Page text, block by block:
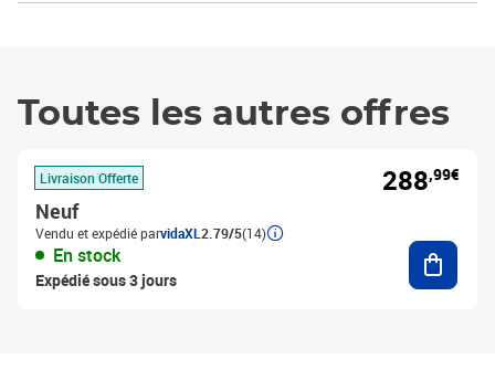
Toutes les autres offres
Livraison Offerte
Neuf
Vendu et expédié parvidaXL 2.79/5(14)
En stock
Expédié sous 3 jours
288,99€